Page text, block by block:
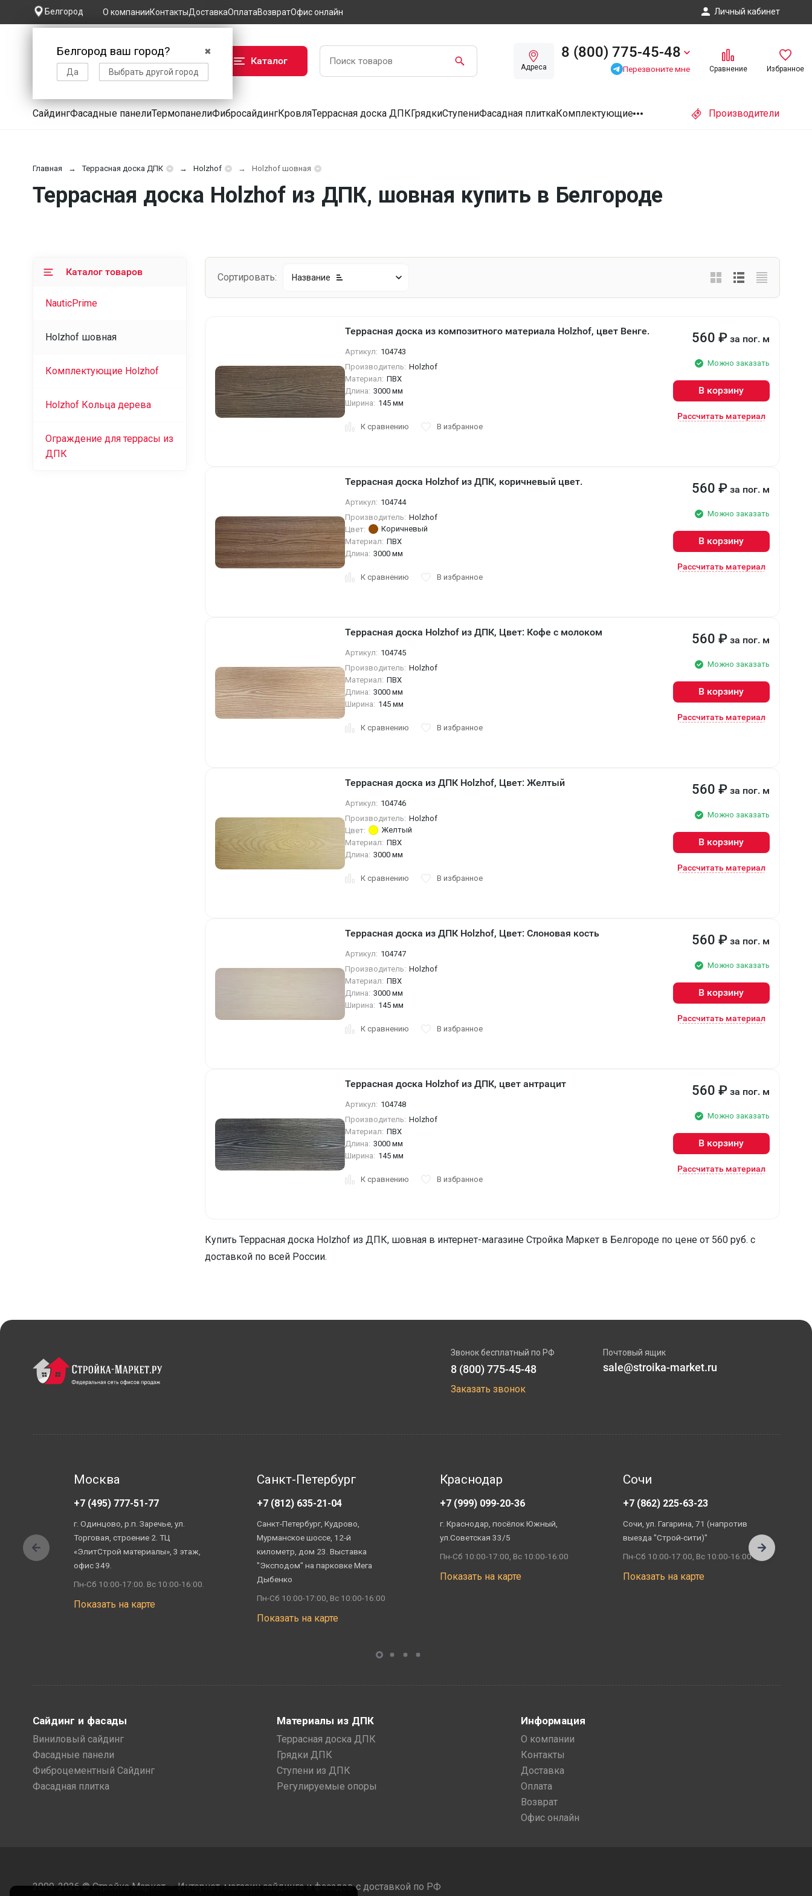
Белгород
✖
Белгород ваш город?
Да Выбрать другой город
О компанииКонтактыДоставкаОплатаВозвратОфис онлайн Личный кабинет
Каталог
Адреса
8 (800) 775-45-48
Перезвоните мне Сравнение Избранное
СайдингФасадные панелиТермопанелиФибросайдингКровляТеррасная доска ДПКГрядкиСтупениФасадная плиткаКомплектующие Производители
Главная Террасная доска ДПК Holzhof Holzhof шовная
Террасная доска Holzhof из ДПК, шовная купить в Белгороде
Сортировать: Название
Террасная доска из композитного материала Holzhof, цвет Венге.
Артикул: 104743
Производитель: Holzhof
Материал: ПВХ
Длина: 3000 мм
Ширина: 145 мм
К сравнению В избранное
560 ₽ за пог. м
Можно заказать
В корзину
Рассчитать материал
Террасная доска Holzhof из ДПК, коричневый цвет.
Артикул: 104744
Производитель: Holzhof
Цвет:
Коричневый
Материал: ПВХ
Длина: 3000 мм
К сравнению В избранное
560 ₽ за пог. м
Можно заказать
В корзину
Рассчитать материал
Террасная доска Holzhof из ДПК, Цвет: Кофе с молоком
Артикул: 104745
Производитель: Holzhof
Материал: ПВХ
Длина: 3000 мм
Ширина: 145 мм
К сравнению В избранное
560 ₽ за пог. м
Можно заказать
В корзину
Рассчитать материал
Террасная доска из ДПК Holzhof, Цвет: Желтый
Артикул: 104746
Производитель: Holzhof
Цвет:
Желтый
Материал: ПВХ
Длина: 3000 мм
К сравнению В избранное
560 ₽ за пог. м
Можно заказать
В корзину
Рассчитать материал
Террасная доска из ДПК Holzhof, Цвет: Слоновая кость
Артикул: 104747
Производитель: Holzhof
Материал: ПВХ
Длина: 3000 мм
Ширина: 145 мм
К сравнению В избранное
560 ₽ за пог. м
Можно заказать
В корзину
Рассчитать материал
Террасная доска Holzhof из ДПК, цвет антрацит
Артикул: 104748
Производитель: Holzhof
Материал: ПВХ
Длина: 3000 мм
Ширина: 145 мм
К сравнению В избранное
560 ₽ за пог. м
Можно заказать
В корзину
Рассчитать материал
Купить Террасная доска Holzhof из ДПК, шовная в интернет-магазине Стройка Маркет в Белгороде по цене от 560 руб. с
доставкой по всей России.
Каталог товаров
NauticPrime
Holzhof шовная
Комплектующие Holzhof
Holzhof Кольца дерева
Ограждение для террасы из
ДПК
Звонок бесплатный по РФ
8 (800) 775-45-48
Заказать звонок
Почтовый ящик
sale@stroika-market.ru
Москва
+7 (495) 777-51-77
г. Одинцово, р.п. Заречье, ул.
Торговая, строение 2. ТЦ
«ЭлитСтрой материалы», 3 этаж,
офис 349.
Пн-Сб 10:00-17:00. Вс 10:00-16:00.
Показать на карте
Санкт-Петербург
+7 (812) 635-21-04
Санкт-Петербург, Кудрово,
Мурманское шоссе, 12-й
километр, дом 23. Выставка
"Эксподом" на парковке Мега
Дыбенко
Пн-Сб 10:00-17:00, Вс 10:00-16:00
Показать на карте
Краснодар
+7 (999) 099-20-36
г. Краснодар, посёлок Южный,
ул.Советская 33/5
Пн-Сб 10:00-17:00, Вс 10:00-16:00
Показать на карте
Сочи
+7 (862) 225-63-23
Сочи, ул. Гагарина, 71 (напротив
выезда "Строй-сити)"
Пн-Сб 10:00-17:00, Вс 10:00-16:00
Показать на карте
Сайдинг и фасады
Виниловый сайдинг
Фасадные панели
Фиброцементный Сайдинг
Фасадная плитка
Материалы из ДПК
Террасная доска ДПК
Грядки ДПК
Ступени из ДПК
Регулируемые опоры
Информация
О компании
Контакты
Доставка
Оплата
Возврат
Офис онлайн
2009-2026 © Стройка Маркет — Интернет-магазин сайдинга и фасадов с доставкой по РФ